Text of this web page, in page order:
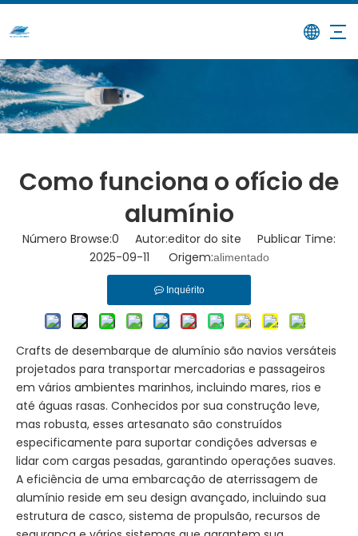
Lar / Notícias
alumínio
Como funciona o ofício de
alumínio
Número Browse:0 Autor:editor do site Publicar Time:
2025-09-11 Origem:alimentado
Inquérito
Crafts de desembarque de alumínio são navios versáteis
projetados para transportar mercadorias e passageiros
em vários ambientes marinhos, incluindo mares, rios e
até águas rasas. Conhecidos por sua construção leve,
mas robusta, esses artesanato são construídos
especificamente para suportar condições adversas e
lidar com cargas pesadas, garantindo operações suaves.
A eficiência de uma embarcação de aterrissagem de
alumínio reside em seu design avançado, incluindo sua
estrutura de casco, sistema de propulsão, recursos de